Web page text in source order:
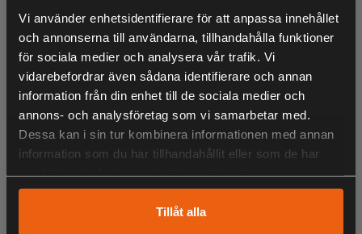
Vi använder enhetsidentifierare för att anpassa innehållet
och annonserna till användarna, tillhandahålla funktioner
för sociala medier och analysera vår trafik. Vi
vidarebefordrar även sådana identifierare och annan
information från din enhet till de sociala medier och
annons- och analysföretag som vi samarbetar med.
Dessa kan i sin tur kombinera informationen med annan
information som du har tillhandahållit eller som de har
Tillåt alla
Midjebälte av ljusbrunt läder.
LIKNANDE PRODUKTER
KÖPS OFTA TILLSAMMANS